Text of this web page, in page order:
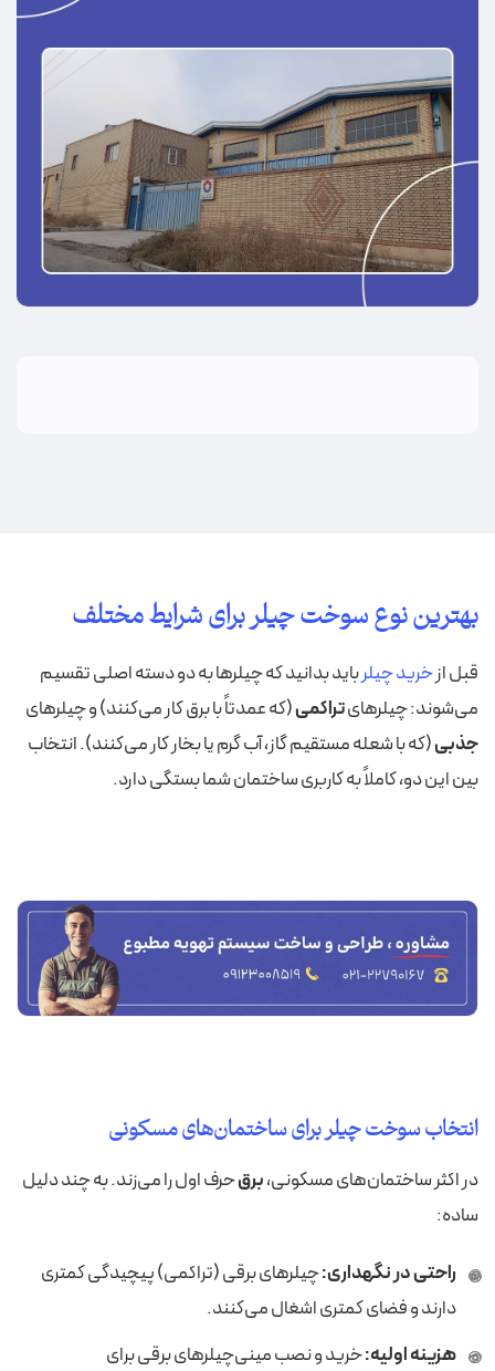
بهترین نوع سوخت چیلر برای شرایط مختلف
قبل ازخرید چیلرباید بدانید که چیلرها به دو دسته اصلی تقسیم
می‌شوند: چیلرهایتراکمی(که عمدتاً با برق کار می‌کنند) و چیلرهای
جذبی(که با شعله مستقیم گاز، آب گرم یا بخار کار می‌کنند). انتخاب
بین این دو، کاملاً به کاربری ساختمان شما بستگی دارد.
انتخاب سوخت چیلر برای ساختمان‌های مسکونی
در اکثر ساختمان‌های مسکونی،برقحرف اول را می‌زند. به چند دلیل
ساده:
راحتی در نگهداری:چیلرهای برقی (تراکمی) پیچیدگی کمتری
دارند و فضای کمتری اشغال می‌کنند.
هزینه اولیه:خرید و نصب مینی‌چیلرهای برقی برای